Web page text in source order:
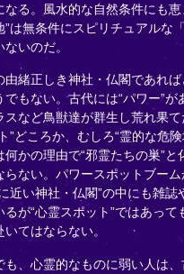
なる。風水的な自然条件にも恵
”は無条件にスピリチュアルな
いのだ。
由緒正しき神社・仏閣であれ
でもない。古代には“パワー”
スなど鳥獣達が群生し荒れ果
”どころか、むしろ“霊的な危
かの理由で“邪霊たちの巣”
らない。パワースポットブー
近い神社・仏閣”の中にも雑
が“心霊スポット”ではあって
てはならない。
、心霊的なものに弱い人は、